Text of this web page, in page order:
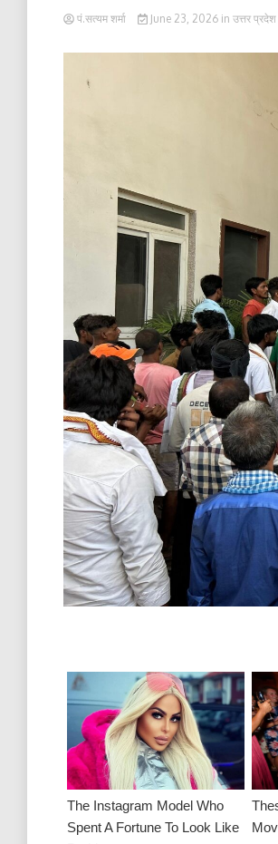
पं.सत्यम शर्मा June 23, 2026 in उत्तर प्रदेश